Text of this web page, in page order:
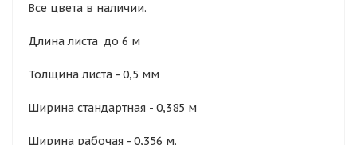
Все цвета в наличии.
Длина листа до 6 м
Толщина листа - 0,5 мм
Ширина стандартная - 0,385 м
Ширина рабочая - 0,356 м.